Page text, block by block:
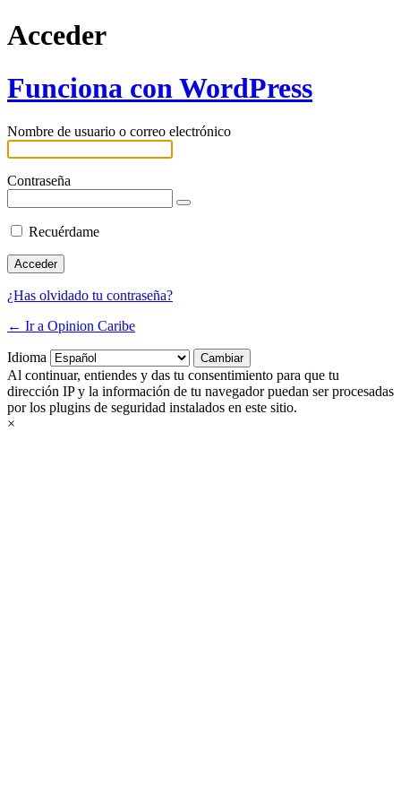
Acceder
Funciona con WordPress
Nombre de usuario o correo electrónico
Contraseña
Recuérdame
¿Has olvidado tu contraseña?
← Ir a Opinion Caribe
Idioma
Al continuar, entiendes y das tu consentimiento para que tu
dirección IP y la información de tu navegador puedan ser procesadas
por los plugins de seguridad instalados en este sitio.
×